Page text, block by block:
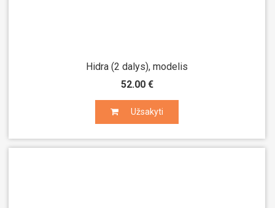
Hidra (2 dalys), modelis
52.00 €
Užsakyti
Užsakyti